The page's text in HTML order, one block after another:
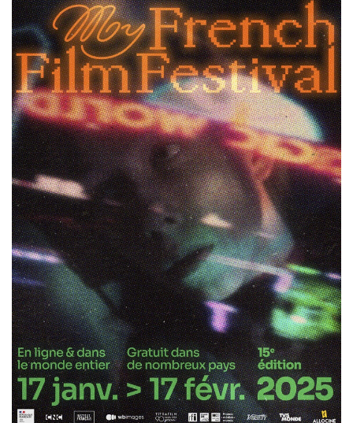
Doppi titoli
Borse di studio e di
ricerca
YEP - Young Entrepreneurs
Programme
CHI SIAMO
Contatti
Organigramma
Lavorare con noi
Appalti pubblici, gare
d'appalto e contratti
SOSTENERE L'INSTITUT
FRANCAIS ITALIA
Le operazioni
Come sostenere
I Vantaggi
I nostri luoghi
I contatti
I nostri sostenitori
ARCHIVIO
Café dell'innovazione